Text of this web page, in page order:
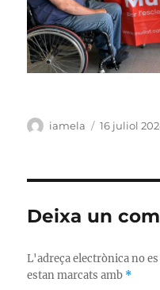
Autor
iamela
Publicat
16 juliol
Deixa un
L'adreça electrònica no
estan marcats amb *